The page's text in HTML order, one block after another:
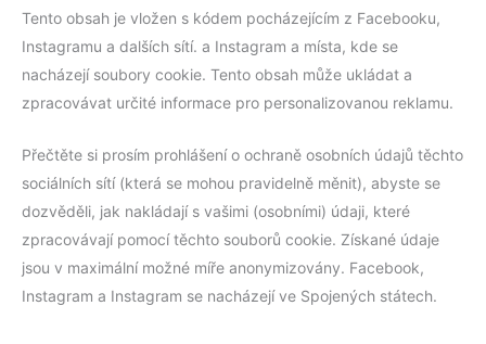
Tento obsah je vložen s kódem pocházejícím z Facebooku,
Instagramu a dalších sítí. a Instagram a místa, kde se
nacházejí soubory cookie. Tento obsah může ukládat a
zpracovávat určité informace pro personalizovanou reklamu.
Přečtěte si prosím prohlášení o ochraně osobních údajů těchto
sociálních sítí (která se mohou pravidelně měnit), abyste se
dozvěděli, jak nakládají s vašimi (osobními) údaji, které
zpracovávají pomocí těchto souborů cookie. Získané údaje
jsou v maximální možné míře anonymizovány. Facebook,
Instagram a Instagram se nacházejí ve Spojených státech.